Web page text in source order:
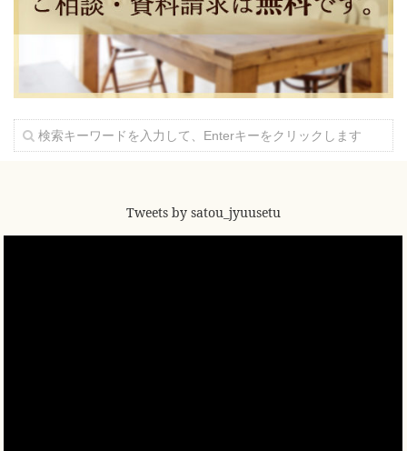
Tweets by satou_jyuusetu